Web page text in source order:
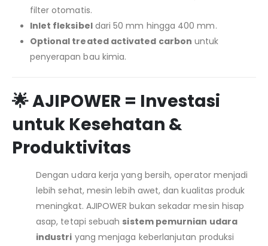
filter otomatis.
Inlet fleksibeldari 50 mm hingga 400 mm.
Optional treated activated carbon untuk
penyerapan bau kimia.
🌟 AJIPOWER = Investasi
untuk Kesehatan &
Produktivitas
Dengan udara kerja yang bersih, operator menjadi
lebih sehat, mesin lebih awet, dan kualitas produk
meningkat. AJIPOWER bukan sekadar mesin hisap
asap, tetapi sebuah sistem pemurnian udara
industri yang menjaga keberlanjutan produksi